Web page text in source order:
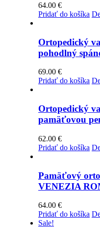
64.00 €
Pridať do košíka
Ortopedický
pohodlný
69.00 €
Pridať do košíka
Ortopedický
pamäťovou
62.00 €
Pridať do košíka
Pamäťový
VENEZIA
64.00 €
Pridať do košíka
Sale!